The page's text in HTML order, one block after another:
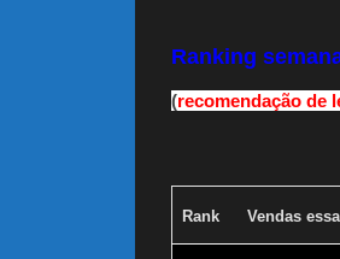
Ranking
(recomendação de
Rank Vendas